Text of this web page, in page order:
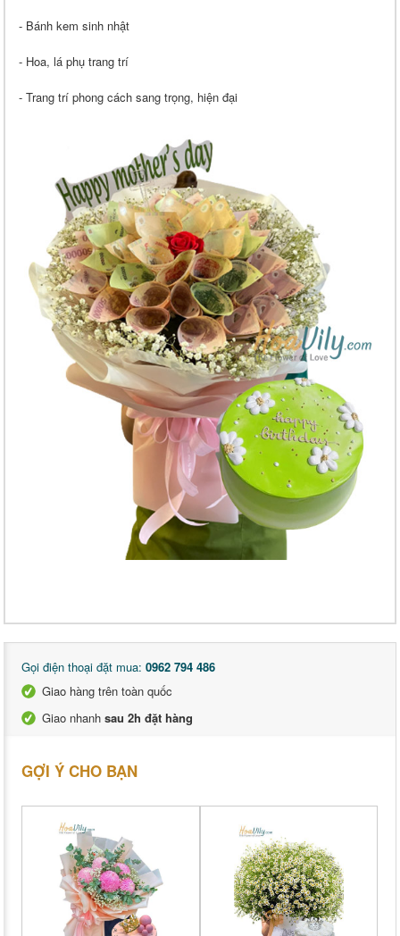
- Bánh kem sinh nhật
- Hoa, lá phụ trang trí
- Trang trí phong cách sang trọng, hiện đại
Gọi điện thoại đặt mua: 0962 794 486
Giao hàng trên toàn quốc
Giao nhanh sau 2h đặt hàng
GỢI Ý CHO BẠN